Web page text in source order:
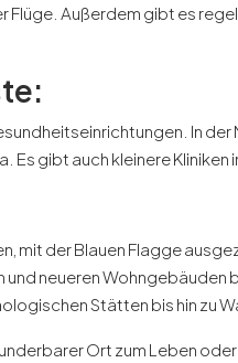
Flüge. Außerdem gibt es
In der
Es gibt auch kleinere Kliniken
mit der Blauen Flagge
neueren Wohngebäuden
Stätten bis hin zu
Ort zum Leben